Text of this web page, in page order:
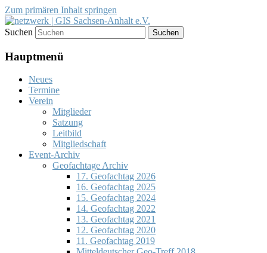
Zum primären Inhalt springen
netzwerk | GIS Sachsen-Anhalt
e.V.
Förderung des Einsatzes von
Geoinformationssystemen (GIS) und der
Entwicklung von Geodateninfrastrukturen
(GDI)
Suchen
Hauptmenü
Neues
Termine
Verein
Mitglieder
Satzung
Leitbild
Mitgliedschaft
Event-Archiv
Geofachtage Archiv
17. Geofachtag 2026
16. Geofachtag 2025
15. Geofachtag 2024
14. Geofachtag 2022
13. Geofachtag 2021
12. Geofachtag 2020
11. Geofachtag 2019